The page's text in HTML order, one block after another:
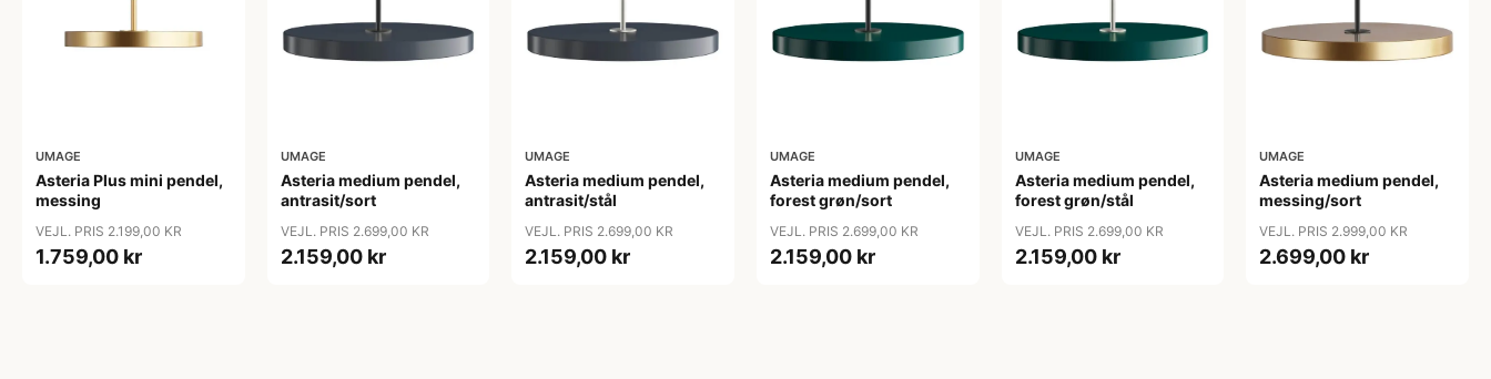
UMAGE
Asteria Plus mini pendel,
messing
VEJL. PRIS 2.199,00 KR
1.759,00 kr
UMAGE
Asteria medium pendel,
antrasit/sort
VEJL. PRIS 2.699,00 KR
2.159,00 kr
UMAGE
Asteria medium pendel,
antrasit/stål
VEJL. PRIS 2.699,00 KR
2.159,00 kr
UMAGE
Asteria medium pendel,
forest grøn/sort
VEJL. PRIS 2.699,00 KR
2.159,00 kr
UMAGE
Asteria medium pendel,
forest grøn/stål
VEJL. PRIS 2.699,00 KR
2.159,00 kr
UMAGE
Asteria medium pendel,
messing/sort
VEJL. PRIS 2.999,00 KR
2.699,00 kr